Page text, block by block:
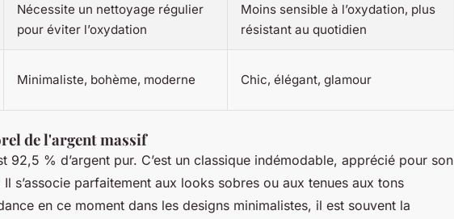
Nécessite un nettoyage régulier
pour éviter l’oxydation
Moins sensible à l’oxydation, plus
résistant au quotidien
Minimaliste, bohème, moderne Chic, élégant, glamour
de l'argent massif
92,5 % d’argent pur. C’est un classique indémodable, apprécié pour son
s’associe parfaitement aux looks sobres ou aux tenues aux tons
en ce moment dans les designs minimalistes, il est souvent la